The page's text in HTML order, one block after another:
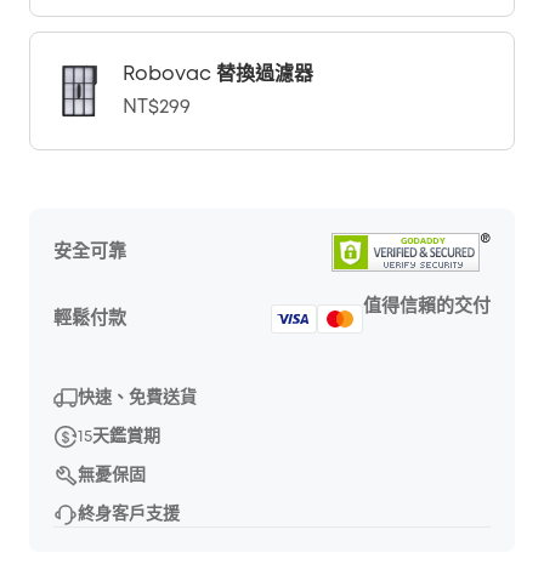
Robovac 替換過濾器
NT$299
安全可靠
輕鬆付款
值得信賴的交付
快速、免費送貨
15天鑑賞期
無憂保固
終身客戶支援